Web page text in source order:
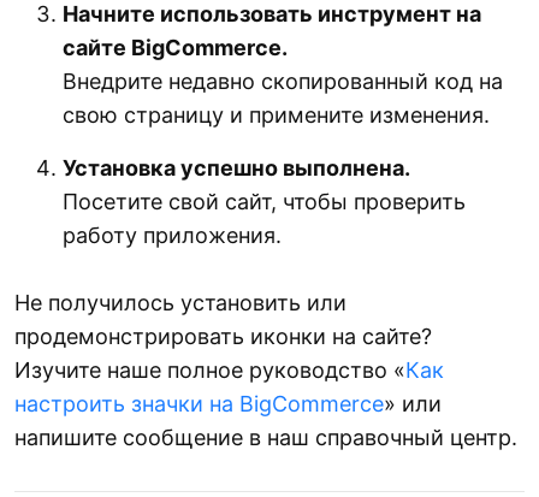
Начните использовать инструмент на
сайте BigCommerce.
Внедрите недавно скопированный код на
свою страницу и примените изменения.
Установка успешно выполнена.
Посетите свой сайт, чтобы проверить
работу приложения.
Не получилось установить или
продемонстрировать иконки на сайте?
Изучите наше полное руководство «Как
настроить значки на BigCommerce» или
напишите сообщение в наш справочный центр.